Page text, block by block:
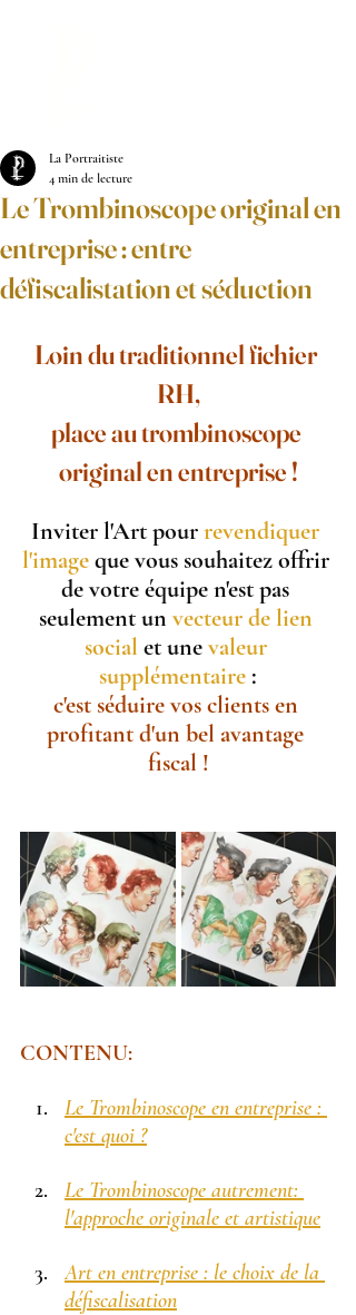
Le Trombinoscope original en
entreprise : entre
défiscalistation et séduction
La Portraitiste
4 min de lecture
Loin du traditionnel fichier
RH,
place au trombinoscope
original en entreprise !
Inviter l'Art pour revendiquer
l'image que vous souhaitez offrir
de votre équipe n'est pas
seulement un vecteur de lien
social et une valeur
supplémentaire :
c'est séduire vos clients en
profitant d'un bel avantage
fiscal !
CONTENU:
Le Trombinoscope en entreprise :
c'est quoi ?
Le Trombinoscope autrement:
l'approche originale et artistique
Art en entreprise : le choix de la
défiscalisation